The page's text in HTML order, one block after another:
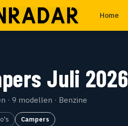
Home
Juli 2026
· 9 modellen · Benzine
Campers